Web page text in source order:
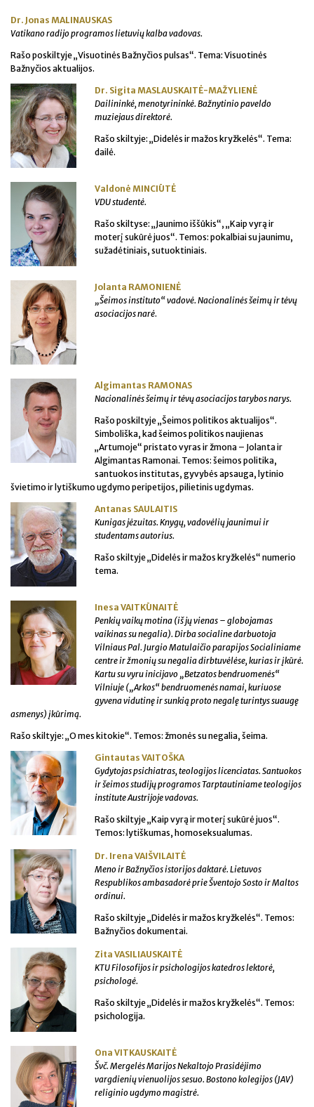
Dr. Jonas MALINAUSKAS
Vatikano radijo programos lietuvių kalba vadovas.
Rašo poskiltyje „Visuotinės Bažnyčios pulsas“. Tema: Visuotinės
Bažnyčios aktualijos.
Dr. Sigita MASLAUSKAITĖ-MAŽYLIENĖ
Dailininkė, menotyrininkė. Bažnytinio paveldo
muziejaus direktorė.
Rašo skiltyje: „Didelės ir mažos kryžkelės“. Tema:
dailė.
Valdonė MINCIŪTĖ
VDU studentė.
Rašo skiltyse: „Jaunimo iššūkis“, „Kaip vyrą ir
moterį sukūrė juos“. Temos: pokalbiai su jaunimu,
sužadėtiniais, sutuoktiniais.
Jolanta RAMONIENĖ
„Šeimos instituto“ vadovė. Nacionalinės šeimų ir tėvų
asociacijos narė.
Algimantas RAMONAS
Nacionalinės šeimų ir tėvų asociacijos tarybos narys.
Rašo poskiltyje „Šeimos politikos aktualijos“.
Simboliška, kad šeimos politikos naujienas
„Artumoje“ pristato vyras ir žmona – Jolanta ir
Algimantas Ramonai. Temos: šeimos politika,
santuokos institutas, gyvybės apsauga, lytinio
švietimo ir lytiškumo ugdymo peripetijos, pilietinis ugdymas.
Antanas SAULAITIS
Kunigas jėzuitas. Knygų, vadovėlių jaunimui ir
studentams autorius.
Rašo skiltyje „Didelės ir mažos kryžkelės“ numerio
tema.
Inesa VAITKŪNAITĖ
Penkių vaikų motina (iš jų vienas – globojamas
vaikinas su negalia). Dirba socialine darbuotoja
Vilniaus Pal. Jurgio Matulaičio parapijos Socialiniame
centre ir žmonių su negalia dirbtuvėlėse, kurias ir įkūrė.
Kartu su vyru inicijavo „Betzatos bendruomenės“
Vilniuje („Arkos“ bendruomenės namai, kuriuose
gyvena vidutinę ir sunkią proto negalę turintys suaugę
asmenys) įkūrimą.
Rašo skiltyje: „O mes kitokie“. Temos: žmonės su negalia, šeima.
Gintautas VAITOŠKA
Gydytojas psichiatras, teologijos licenciatas. Santuokos
ir šeimos studijų programos Tarptautiniame teologijos
institute Austrijoje vadovas.
Rašo skiltyje „Kaip vyrą ir moterį sukūrė juos“.
Temos: lytiškumas, homoseksualumas.
Dr. Irena VAIŠVILAITĖ
Meno ir Bažnyčios istorijos daktarė. Lietuvos
Respublikos ambasadorė prie Šventojo Sosto ir Maltos
ordinui.
Rašo skiltyje „Didelės ir mažos kryžkelės“. Temos:
Bažnyčios dokumentai.
Zita VASILIAUSKAITĖ
KTU Filosofijos ir psichologijos katedros lektorė,
psichologė.
Rašo skiltyje „Didelės ir mažos kryžkelės“. Temos:
psichologija.
Ona VITKAUSKAITĖ
Švč. Mergelės Marijos Nekaltojo Prasidėjimo
vargdienių vienuolijos sesuo. Bostono kolegijos (JAV)
religinio ugdymo magistrė.